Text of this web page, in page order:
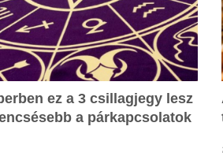
ez a 3 csillagjegy lesz
a párkapcsolatok